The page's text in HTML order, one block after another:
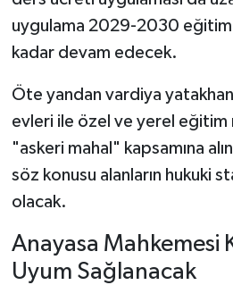
uygulama 2029-2030 eğitim
kadar devam edecek.
Öte yandan vardiya
evleri ile özel ve yerel eğitim
"askeri mahal" kapsamına
söz konusu alanların hukuki
olacak.
Anayasa Mahkemesi
Uyum Sağlanacak